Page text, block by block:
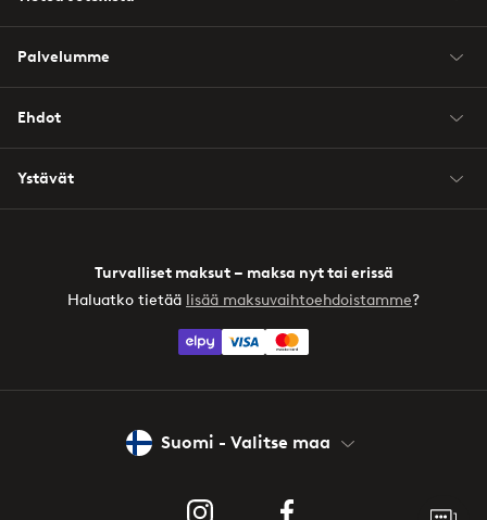
Palvelumme
Ehdot
Ystävät
Turvalliset maksut – maksa nyt tai erissä
Haluatko tietää lisää maksuvaihtoehdoistamme?
elpy
Suomi - Valitse maa
Instagram Facebook